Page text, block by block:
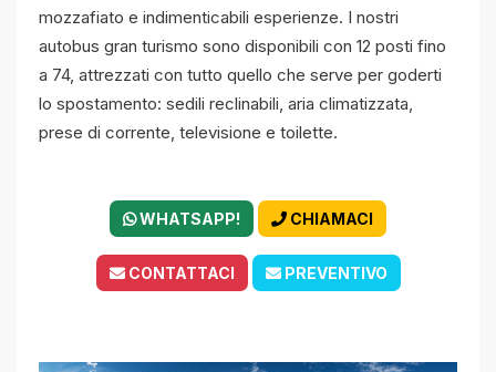
mozzafiato e indimenticabili esperienze. I nostri
autobus gran turismo sono disponibili con 12 posti fino
a 74, attrezzati con tutto quello che serve per goderti
lo spostamento: sedili reclinabili, aria climatizzata,
prese di corrente, televisione e toilette.
WHATSAPP! CHIAMACI
CONTATTACI PREVENTIVO